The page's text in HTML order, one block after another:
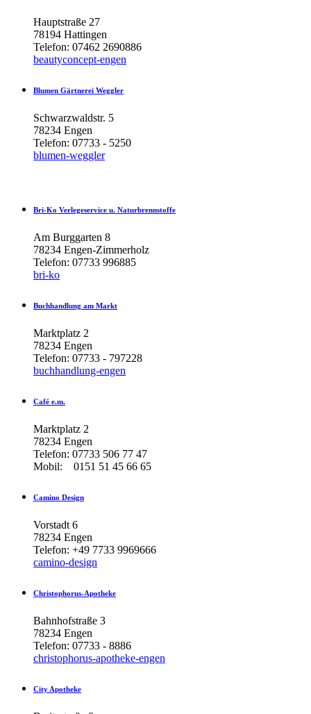
Hauptstraße 27
78194 Hattingen
Telefon: 07462 2690886
beautyconcept-engen
Blumen Gärtnerei Weggler
Schwarzwaldstr. 5
78234 Engen
Telefon: 07733 - 5250
blumen-weggler
Bri-Ko Verlegeservice u. Naturbrennstoffe
Am Burggarten 8
78234 Engen-Zimmerholz
Telefon: 07733 996885
bri-ko
Buchhandlung am Markt
Marktplatz 2
78234 Engen
Telefon: 07733 - 797228
buchhandlung-engen
Café e.m.
Marktplatz 2
78234 Engen
Telefon: 07733 506 77 47
Mobil: 0151 51 45 66 65
Camino Design
Vorstadt 6
78234 Engen
Telefon: +49 7733 9969666
camino-design
Christophorus-Apotheke
Bahnhofstraße 3
78234 Engen
Telefon: 07733 - 8886
christophorus-apotheke-engen
City Apotheke